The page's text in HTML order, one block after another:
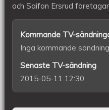
och Saifon Ersrud
Kommande TV-
Inga kommande
Senaste TV-sändning
2015-05-11 12:30